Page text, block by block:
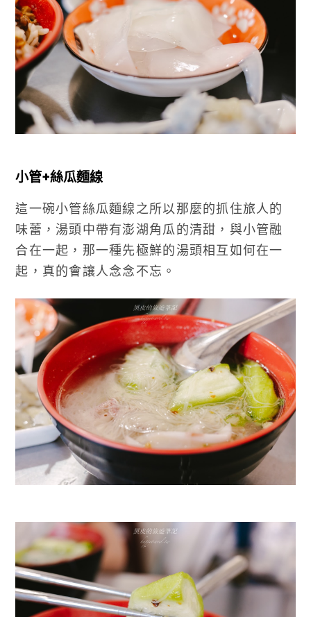
小管+絲瓜麵線
這一碗小管絲瓜麵線之所以那麼的抓住旅人的
味蕾，湯頭中帶有澎湖角瓜的清甜，與小管融
合在一起，那一種先極鮮的湯頭相互如何在一
起，真的會讓人念念不忘。